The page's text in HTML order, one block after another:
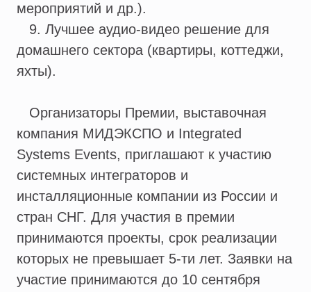
мероприятий и др.).
9. Лучшее аудио-видео решение для
домашнего сектора (квартиры, коттеджи,
яхты).
Организаторы Премии, выставочная
компания МИДЭКСПО и Integrated
Systems Events, приглашают к участию
системных интеграторов и
инсталляционные компании из России и
стран СНГ. Для участия в премии
принимаются проекты, срок реализации
которых не превышает 5-ти лет. Заявки на
участие принимаются до 10 сентября